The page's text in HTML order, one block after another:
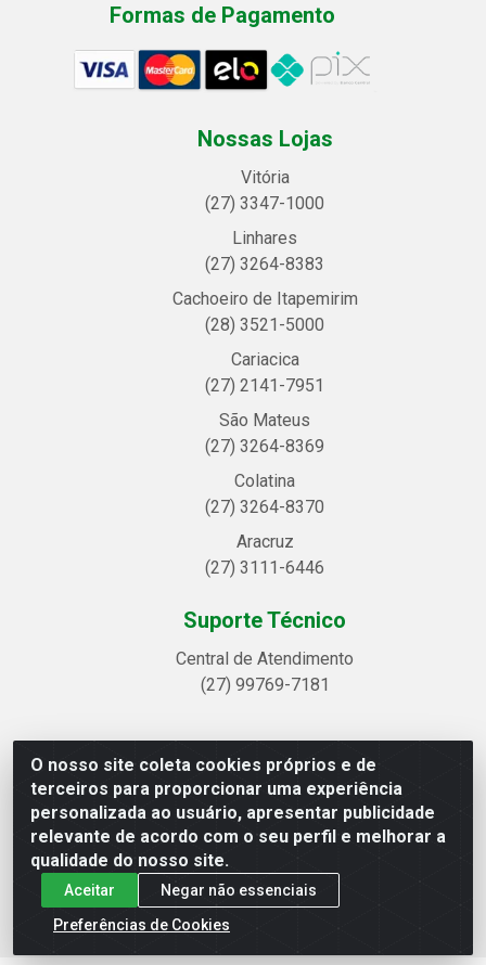
O nosso site coleta cookies próprios e de
terceiros para proporcionar uma experiência
personalizada ao usuário, apresentar publicidade
relevante de acordo com o seu perfil e melhorar a
qualidade do nosso site.
Aceitar
Negar não essenciais
Preferências de Cookies
Formas de Pagamento
Nossas Lojas
Vitória
(27) 3347-1000
Linhares
(27) 3264-8383
Cachoeiro de Itapemirim
(28) 3521-5000
Cariacica
(27) 2141-7951
São Mateus
(27) 3264-8369
Colatina
(27) 3264-8370
Aracruz
(27) 3111-6446
Suporte Técnico
Central de Atendimento
(27) 99769-7181
Linhavix Distribuidora LTDA - Avenida Alegre, 2521 -
Quadra314 Lote 05 e 07 - Shell, Linhares/ES - CEP 29.901-605
- CNPJ 20.857.514/0001-75